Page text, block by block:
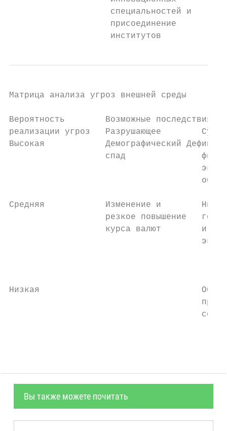
специальностей и
присоединение
                    институтов
Матрица анализа угроз внешней среды
Вероятность        Возможные последствия
реализации угроз   Разрушающее
Высокая            Демографический Дефицит
спад
Средняя            Изменение и
резкое повышение
курса валют        и
Низкая
Вы также можете почитать